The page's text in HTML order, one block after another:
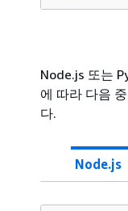
Node.js 또는
에 따라 다음
다.
Node.js